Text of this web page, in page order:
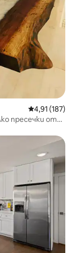
Средна
4,91 (187)
пресечки от